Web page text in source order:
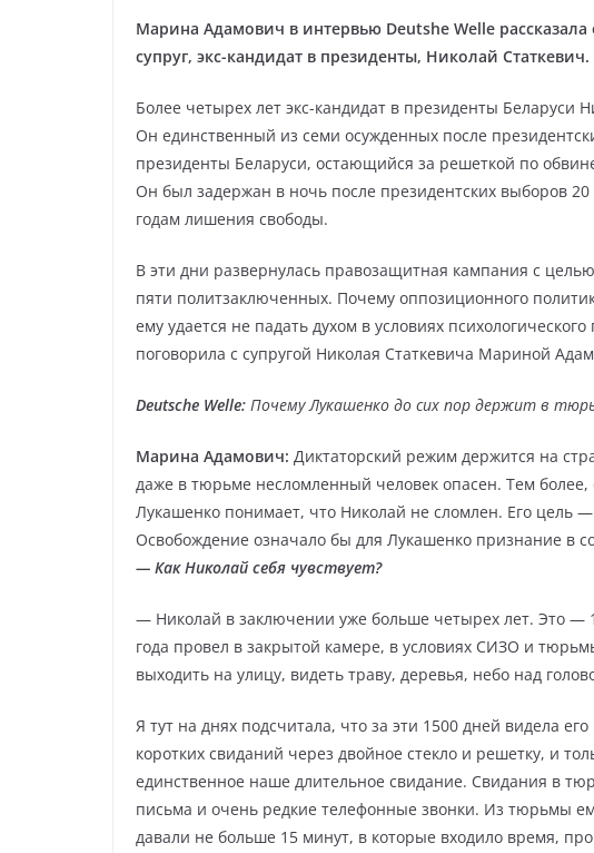
Марина Адамович в интервью Deutshe Welle
супруг, экс-кандидат в президенты, Николай Статкевич.
Более четырех лет экс-кандидат в президенты Беларуси
Он единственный из семи осужденных после
президенты Беларуси, остающийся за решеткой по
Он был задержан в ночь после президентских выборов
годам лишения свободы.
В эти дни развернулась правозащитная кампания с
пяти политзаключенных. Почему оппозиционного
ему удается не падать духом в условиях
поговорила с супругой Николая Статкевича Мариной
Deutsche Welle: Почему Лукашенко до сих пор держит в
Марина Адамович: Диктаторский режим держится на
даже в тюрьме несломленный человек опасен. Тем более,
Лукашенко понимает, что Николай не сломлен. Его цель
Освобождение означало бы для Лукашенко признание в
— Как Николай себя чувствует?
— Николай в заключении уже больше четырех лет. Это —
года провел в закрытой камере, в условиях СИЗО и
выходить на улицу, видеть траву, деревья, небо над
Я тут на днях подсчитала, что за эти 1500 дней видела
коротких свиданий через двойное стекло и решетку, и
единственное наше длительное свидание. Свидания в
письма и очень редкие телефонные звонки. Из тюрьмы
давали не больше 15 минут, в которые входило время,